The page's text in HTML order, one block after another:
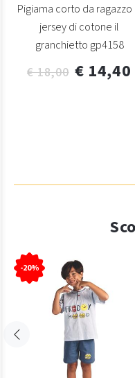
Pigiama corto da ragazzo
jersey di cotone il
granchietto gp4158
€ 18,00 € 14,40
-20%